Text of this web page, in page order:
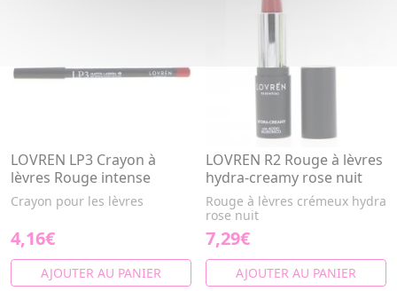
LOVREN LP3 Crayon à
lèvres Rouge intense
Crayon pour les lèvres
4,16€
AJOUTER AU PANIER
LOVREN R2 Rouge à lèvres
hydra-creamy rose nuit
Rouge à lèvres crémeux hydra
rose nuit
7,29€
AJOUTER AU PANIER